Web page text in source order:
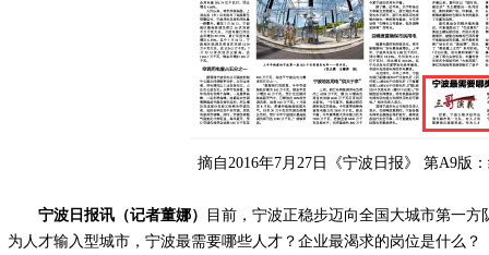
摘自2016年7月27日《宁波日报》 第A9版
宁波日报讯（记者董娜）
目前，宁波正稳步迈向全国大城市第一
为人才输入型城市，宁波最需要哪些人才？企业最渴求的岗位是什么？